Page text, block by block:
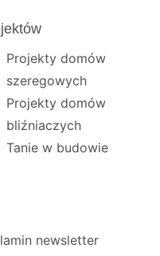
Projekty domów
szeregowych
Projekty domów
bliźniaczych
Tanie w budowie
newsletter